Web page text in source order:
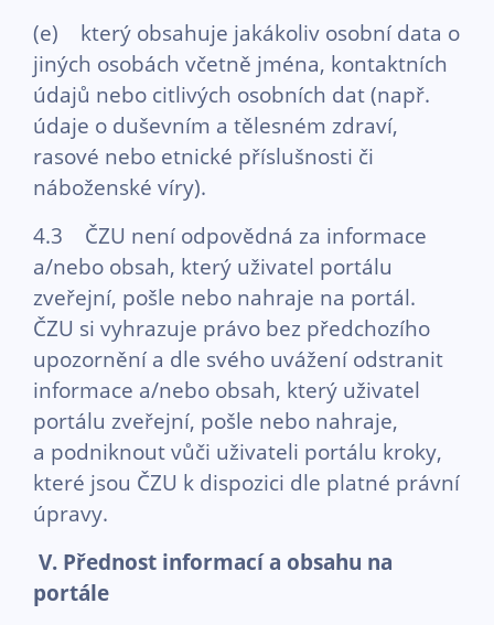
(e) který obsahuje jakákoliv osobní data o
jiných osobách včetně jména, kontaktních
údajů nebo citlivých osobních dat (např.
údaje o duševním a tělesném zdraví,
rasové nebo etnické příslušnosti či
náboženské víry).
4.3 ČZU není odpovědná za informace
a/nebo obsah, který uživatel portálu
zveřejní, pošle nebo nahraje na portál.
ČZU si vyhrazuje právo bez předchozího
upozornění a dle svého uvážení odstranit
informace a/nebo obsah, který uživatel
portálu zveřejní, pošle nebo nahraje,
a podniknout vůči uživateli portálu kroky,
které jsou ČZU k dispozici dle platné právní
úpravy.
V. Přednost informací a obsahu na
portále